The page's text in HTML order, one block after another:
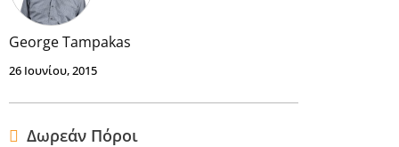
George Tampakas
26 Ιουνίου, 2015
Δωρεάν Πόροι